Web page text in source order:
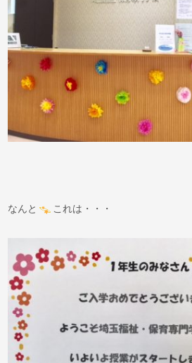
なんと これは・・・